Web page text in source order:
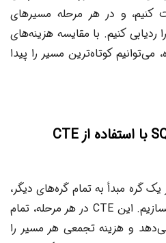
کنیم، و در هر مرحله مسیرهای
کنیم. با مقایسه هزینه‌های
کوتاه‌ترین مسیر را پیدا
پیاده‌سازی در SQL Server با استفاده از CTE
یک گره مبدأ به تمام گره‌های دیگر،
می‌توانیم یک CTE بازگشتی بسازیم. این CTE در هر مرحله، تمام
و هزینه تجمعی هر مسیر را